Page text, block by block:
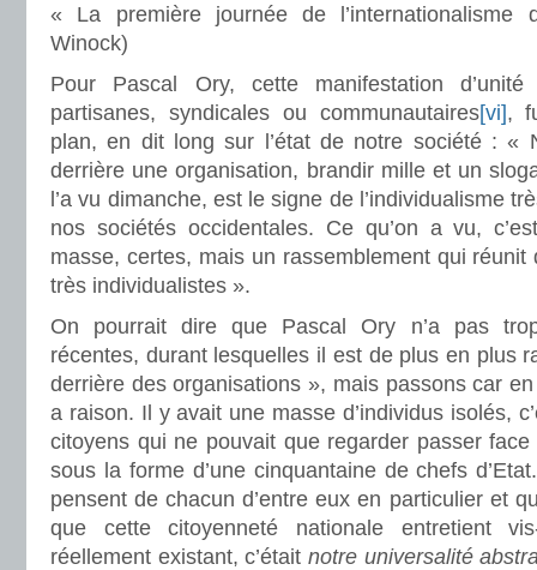
« La première journée de l’internationalisme
Winock)
Pour Pascal Ory, cette manifestation
partisanes, syndicales ou communautaires[vi],
plan, en dit long sur l’état de notre société : «
derrière une organisation, brandir mille et un
l’a vu dimanche, est le signe de l’individualisme
nos sociétés occidentales. Ce qu’on a vu,
masse, certes, mais un rassemblement qui
très individualistes ».
On pourrait dire que Pascal Ory n’a pas
récentes, durant lesquelles il est de plus en plus
derrière des organisations », mais passons car
a raison. Il y avait une masse d’individus isolés,
citoyens qui ne pouvait que regarder passer
sous la forme d’une cinquantaine de chefs
pensent de chacun d’entre eux en particulier et
que cette citoyenneté nationale entretient
réellement existant, c’était notre universalité